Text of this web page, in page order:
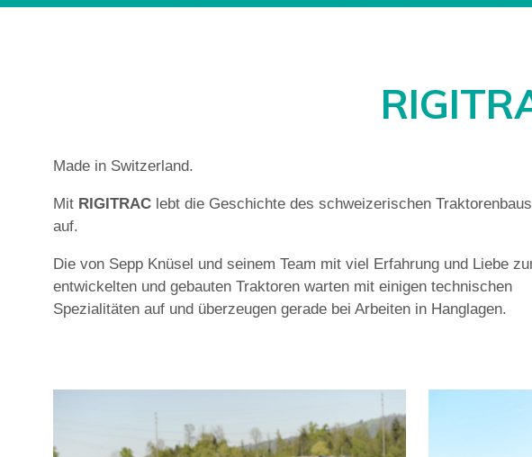
Made in Switzerland.
Mit RIGITRAC lebt die Geschichte des schweizerischen
auf.
Die von Sepp Knüsel und seinem Team mit viel Erfahrung und Liebe
entwickelten und gebauten Traktoren warten mit einigen technischen
Spezialitäten auf und überzeugen gerade bei Arbeiten in Hanglagen.